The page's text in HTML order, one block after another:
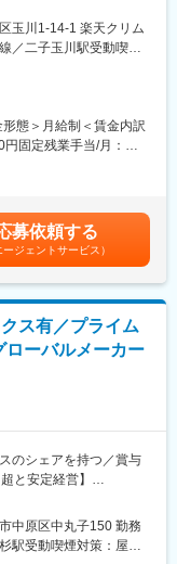
の実現に挑戦をしてい
キャリアに直結する面
ム事業も加速し、生活
で、社会に貢献してい
・会議体が増加してい
持し、組織成果を最大
ナリズムを備えた役員
計）
く、優先度設計（入れ
踏み込んで最適化
必要メンバー確定、事
礼節とスピードの両
に誤解なく伝達
配慮・事故防止）
議、支払い等の運用
型の自動化・テンプレ
応）に対し、冷静に優
玉川1-14-1 楽天クリム
／二子玉川駅受動喫煙
める事業所（リモート
態＞月給制＜賃金内訳
固定残業手当/月：
ルに応じ決定させて頂
賞与有賃金はあくまで
る可能性があります。
募依頼する
ージェントサービス）
ス有／プライム
ローバルメーカー
のシェアを持つ／賞与
と安定経営】
本部のいずれかにおい
を円滑に支える各種業
中原区中丸子150 勤務
駅受動喫煙対策：屋内